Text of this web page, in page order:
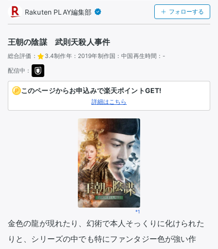
Rakuten PLAY編集部 フォローする
王朝の陰謀 武則天殺人事件
総合評価： 3.4制作年： 2019年制作国：中国再生時間： -
配信中：
このページからお申込みで楽天ポイントGET!
詳細はこちら
*1
金色の龍が現れたり、幻術で本人そっくりに化けられた
りと、シリーズの中でも特にファンタジー色が強い作